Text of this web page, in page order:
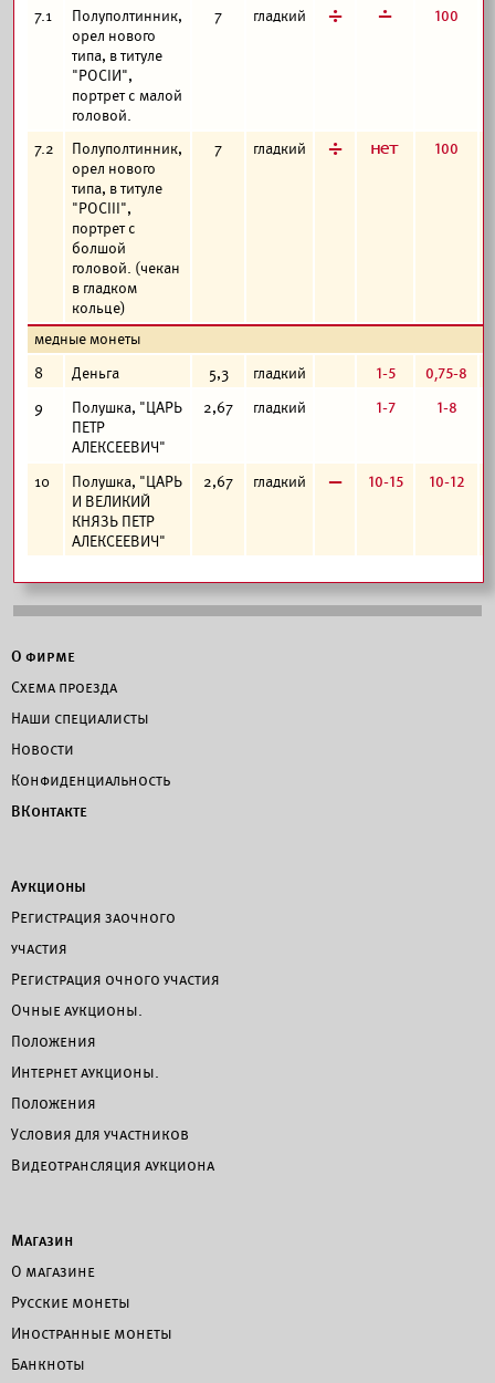
7.1
Полуполтинник,
орел нового
типа, в титуле
"РОСIИ",
портрет с малой
головой.
7 гладкий д г 100
7.2
Полуполтинник,
орел нового
типа, в титуле
"РОСIII",
портрет с
болшой
головой. (чекан
в гладком
кольце)
7 гладкий д а 100
медные монеты
8
Деньга 5,3 гладкий 1-5 0,75-8
9
Полушка, "ЦАРЬ
ПЕТР
АЛЕКСЕЕВИЧ"
2,67 гладкий 1-7 1-8
10
Полушка, "ЦАРЬ
И ВЕЛИКИЙ
КНЯЗЬ ПЕТР
АЛЕКСЕЕВИЧ"
2,67 гладкий в 10-15 10-12
О фирме
Схема проезда
Наши специалисты
Новости
Конфиденциальность
ВКонтакте
Аукционы
Регистрация заочного
участия
Регистрация очного участия
Очные аукционы.
Положения
Интернет аукционы.
Положения
Условия для участников
Видеотрансляция аукциона
Магазин
О магазине
Русские монеты
Иностранные монеты
Банкноты